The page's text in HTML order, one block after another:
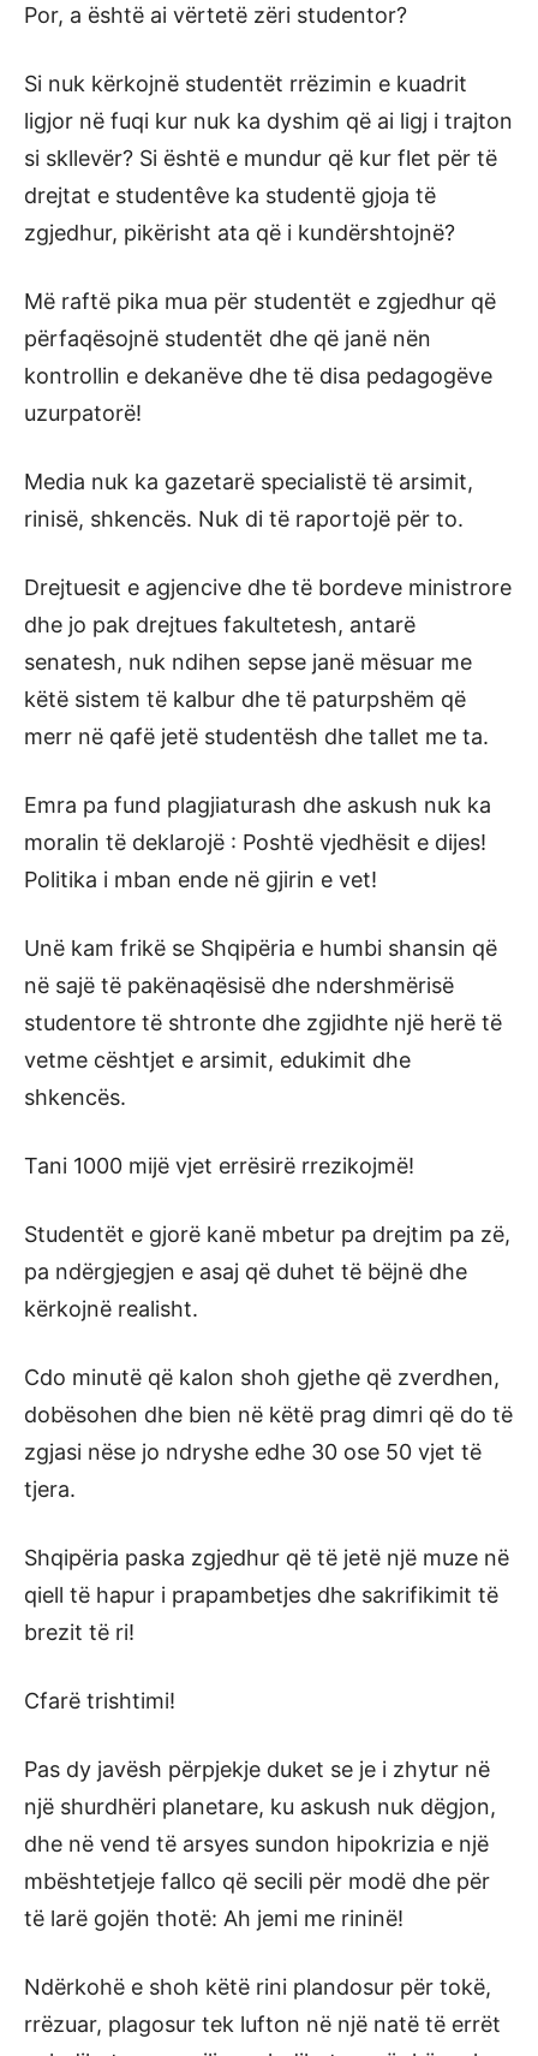
Por, a është ai vërtetë zëri studentor?
Si nuk kërkojnë studentët rrëzimin e kuadrit
ligjor në fuqi kur nuk ka dyshim që ai ligj i trajton
si skllevër? Si është e mundur që kur flet për të
drejtat e studentêve ka studentë gjoja të
zgjedhur, pikërisht ata që i kundërshtojnë?
Më raftë pika mua për studentët e zgjedhur që
përfaqësojnë studentët dhe që janë nën
kontrollin e dekanëve dhe të disa pedagogëve
uzurpatorë!
Media nuk ka gazetarë specialistë të arsimit,
rinisë, shkencës. Nuk di të raportojë për to.
Drejtuesit e agjencive dhe të bordeve ministrore
dhe jo pak drejtues fakultetesh, antarë
senatesh, nuk ndihen sepse janë mësuar me
këtë sistem të kalbur dhe të paturpshëm që
merr në qafë jetë studentësh dhe tallet me ta.
Emra pa fund plagjiaturash dhe askush nuk ka
moralin të deklarojë : Poshtë vjedhësit e dijes!
Politika i mban ende në gjirin e vet!
Unë kam frikë se Shqipëria e humbi shansin që
në sajë të pakënaqësisë dhe ndershmërisë
studentore të shtronte dhe zgjidhte një herë të
vetme cështjet e arsimit, edukimit dhe
shkencës.
Tani 1000 mijë vjet errësirë rrezikojmë!
Studentët e gjorë kanë mbetur pa drejtim pa zë,
pa ndërgjegjen e asaj që duhet të bëjnë dhe
kërkojnë realisht.
Cdo minutë që kalon shoh gjethe që zverdhen,
dobësohen dhe bien në këtë prag dimri që do të
zgjasi nëse jo ndryshe edhe 30 ose 50 vjet të
tjera.
Shqipëria paska zgjedhur që të jetë një muze në
qiell të hapur i prapambetjes dhe sakrifikimit të
brezit të ri!
Cfarë trishtimi!
Pas dy javësh përpjekje duket se je i zhytur në
një shurdhëri planetare, ku askush nuk dëgjon,
dhe në vend të arsyes sundon hipokrizia e një
mbështetjeje fallco që secili për modë dhe për
të larë gojën thotë: Ah jemi me rininë!
Ndërkohë e shoh këtë rini plandosur për tokë,
rrëzuar, plagosur tek lufton në një natë të errët